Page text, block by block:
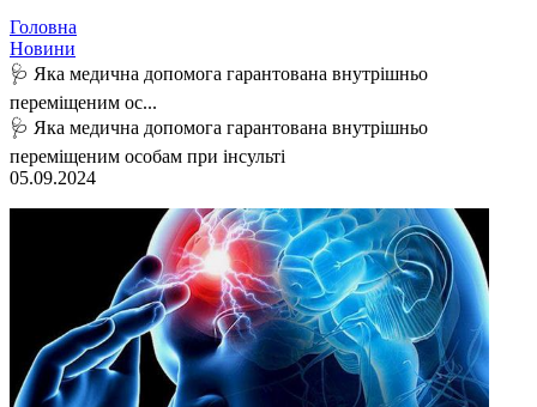
Головна
Новини
🩺 Яка медична допомога гарантована внутрішньо
переміщеним ос...
🩺 Яка медична допомога гарантована внутрішньо
переміщеним особам при інсульті
05.09.2024